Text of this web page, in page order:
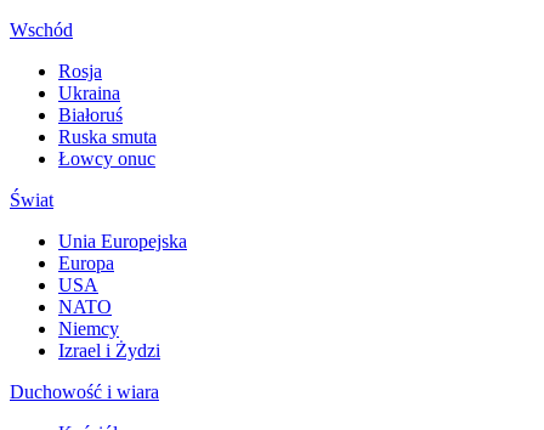
Wschód
Rosja
Ukraina
Białoruś
Ruska smuta
Łowcy onuc
Świat
Unia Europejska
Europa
USA
NATO
Niemcy
Izrael i Żydzi
Duchowość i wiara